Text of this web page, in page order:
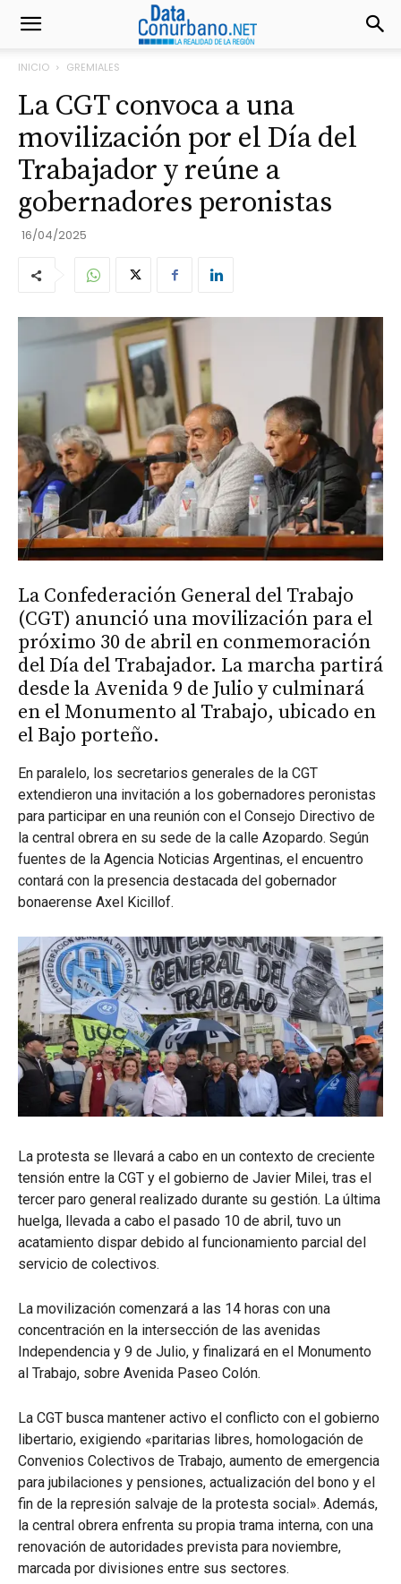
INICIO GREMIALES
La CGT convoca a una
movilización por el Día del
Trabajador y reúne a
gobernadores peronistas
16/04/2025
La Confederación General del Trabajo
(CGT) anunció una movilización para el
próximo 30 de abril en conmemoración
del Día del Trabajador. La marcha partirá
desde la Avenida 9 de Julio y culminará
en el Monumento al Trabajo, ubicado en
el Bajo porteño.
En paralelo, los secretarios generales de la CGT
extendieron una invitación a los gobernadores peronistas
para participar en una reunión con el Consejo Directivo de
la central obrera en su sede de la calle Azopardo. Según
fuentes de la Agencia Noticias Argentinas, el encuentro
contará con la presencia destacada del gobernador
bonaerense Axel Kicillof.
La protesta se llevará a cabo en un contexto de creciente
tensión entre la CGT y el gobierno de Javier Milei, tras el
tercer paro general realizado durante su gestión. La última
huelga, llevada a cabo el pasado 10 de abril, tuvo un
acatamiento dispar debido al funcionamiento parcial del
servicio de colectivos.
La movilización comenzará a las 14 horas con una
concentración en la intersección de las avenidas
Independencia y 9 de Julio, y finalizará en el Monumento
al Trabajo, sobre Avenida Paseo Colón.
La CGT busca mantener activo el conflicto con el gobierno
libertario, exigiendo «paritarias libres, homologación de
Convenios Colectivos de Trabajo, aumento de emergencia
para jubilaciones y pensiones, actualización del bono y el
fin de la represión salvaje de la protesta social». Además,
la central obrera enfrenta su propia trama interna, con una
renovación de autoridades prevista para noviembre,
marcada por divisiones entre sus sectores.